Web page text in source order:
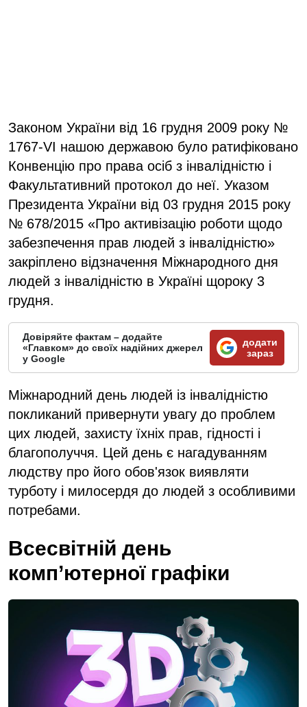
Законом України від 16 грудня 2009 року №
1767-VI нашою державою було ратифіковано
Конвенцію про права осіб з інвалідністю і
Факультативний протокол до неї. Указом
Президента України від 03 грудня 2015 року
№ 678/2015 «Про активізацію роботи щодо
забезпечення прав людей з інвалідністю»
закріплено відзначення Міжнародного дня
людей з інвалідністю в Україні щороку 3
грудня.
Довіряйте фактам – додайте
«Главком» до своїх надійних джерел
у Google
додати
зараз
Міжнародний день людей із інвалідністю
покликаний привернути увагу до проблем
цих людей, захисту їхніх прав, гідності і
благополуччя. Цей день є нагадуванням
людству про його обов'язок виявляти
турботу і милосердя до людей з особливими
потребами.
Всесвітній день
комп’ютерної графіки